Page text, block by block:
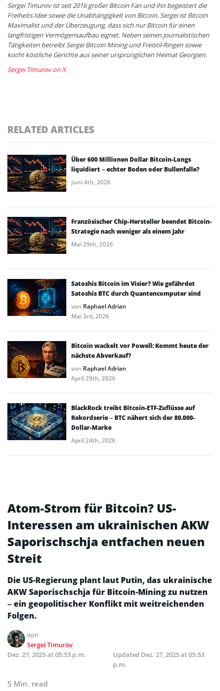
Sergei Timurov ist seit 2016 großer Bitcoin Fan und ihn begeistert die
Freiheits Idee sowie die Unabhängigkeit von Bitcoin. Sergei ist Bitcoin
Maximalist und der Überzeugung, dass sich nur Bitcoin für einen
langfristigen Vermögensaufbau eignet. Neben seinen journalistischen
Tätigkeiten betreibt Sergei Bitcoin Mining und Freistil-Ringen sowie
kocht köstliche Gerichte aus seiner ursprünglichen Heimat Georgien.
Sergei Timurov on X
RELATED ARTICLES
Über 600 Millionen Dollar Bitcoin-Longs
liquidiert – echter Boden oder Bullenfalle?
Juni 4th, 2026
Französischer Chip-Hersteller beendet Bitcoin-
Strategie nach weniger als einem Jahr
Mai 29th, 2026
Satoshis Bitcoin im Visier? Wie gefährdet
Satoshis BTC durch Quantencomputer sind
von Raphael Adrian
Mai 3rd, 2026
Bitcoin wackelt vor Powell: Kommt heute der
nächste Abverkauf?
von Raphael Adrian
April 29th, 2026
BlackRock treibt Bitcoin-ETF-Zuflüsse auf
Rekordserie – BTC nähert sich der 80.000-
Dollar-Marke
April 24th, 2026
Atom-Strom für Bitcoin? US-
Interessen am ukrainischen AKW
Saporischschja entfachen neuen
Streit
Die US-Regierung plant laut Putin, das ukrainische
AKW Saporischschja für Bitcoin-Mining zu nutzen
– ein geopolitischer Konflikt mit weitreichenden
Folgen.
von
Sergei Timurov
Dez. 27, 2025 at 05:53 p.m.
Updated Dez. 27, 2025 at 05:53
p.m.
5 Min. read